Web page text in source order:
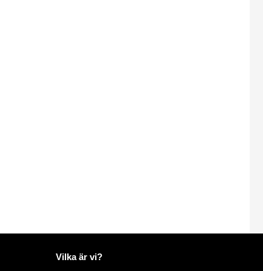
Mer information på Mailo
Vilka är vi?